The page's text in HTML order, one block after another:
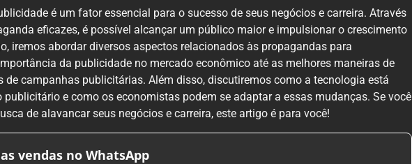
é um fator essencial para o sucesso de seus negócios e carreira. Através
eficazes, é possível alcançar um público maior e impulsionar o crescimento
iremos abordar diversos aspectos relacionados às propagandas para
da publicidade no mercado econômico até as melhores maneiras de
de campanhas publicitárias. Além disso, discutiremos como a tecnologia está
e como os economistas podem se adaptar a essas mudanças. Se você
de alavancar seus negócios e carreira, este artigo é para você!
vendas no WhatsApp